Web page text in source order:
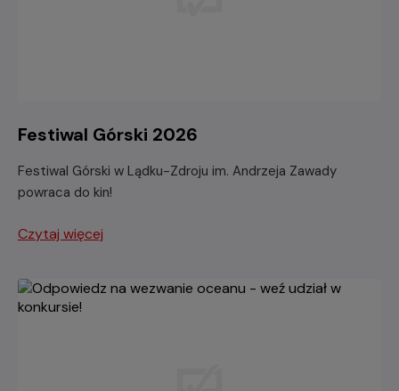
Festiwal Górski 2026
Festiwal Górski w Lądku-Zdroju im. Andrzeja Zawady
powraca do kin!
Czytaj więcej